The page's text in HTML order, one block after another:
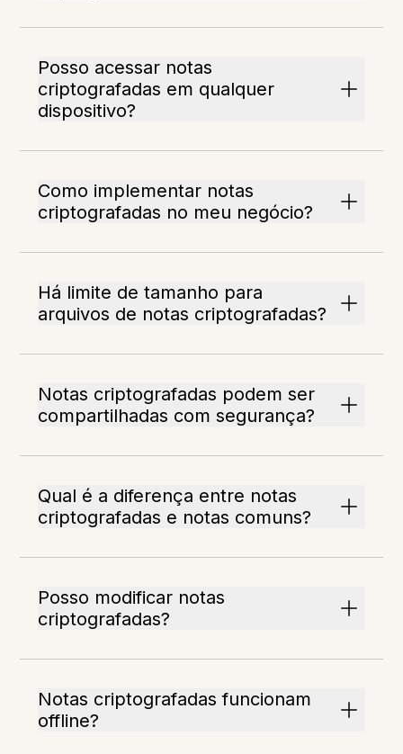
Posso acessar notas
criptografadas em qualquer
dispositivo?
Como implementar notas
criptografadas no meu negócio?
Há limite de tamanho para
arquivos de notas criptografadas?
Notas criptografadas podem ser
compartilhadas com segurança?
Qual é a diferença entre notas
criptografadas e notas comuns?
Posso modificar notas
criptografadas?
Notas criptografadas funcionam
offline?